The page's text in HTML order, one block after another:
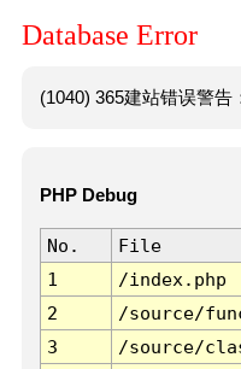
Database Error
(1040) 365建站错误警告
PHP Debug
No. File
1
/index.php
2
/source/
3
/source/